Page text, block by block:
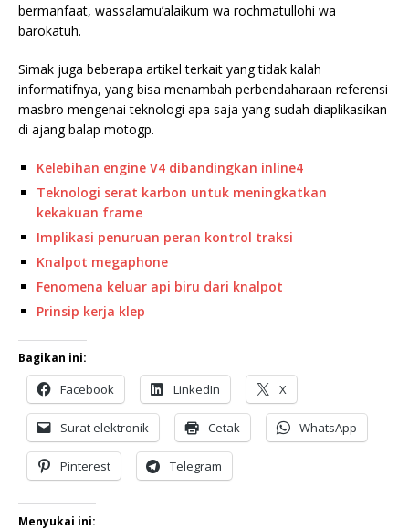
bermanfaat, wassalamu’alaikum wa rochmatullohi wa
barokatuh.
Simak juga beberapa artikel terkait yang tidak kalah
informatifnya, yang bisa menambah perbendaharaan referensi
masbro mengenai teknologi apa saja yang sudah diaplikasikan
di ajang balap motogp.
Kelebihan engine V4 dibandingkan inline4
Teknologi serat karbon untuk meningkatkan
kekakuan frame
Implikasi penuruan peran kontrol traksi
Knalpot megaphone
Fenomena keluar api biru dari knalpot
Prinsip kerja klep
Bagikan ini:
Facebook LinkedIn X
Surat elektronik Cetak WhatsApp
Pinterest Telegram
Menyukai ini: